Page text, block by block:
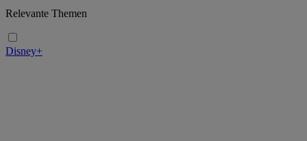
Relevante Themen
Disney+